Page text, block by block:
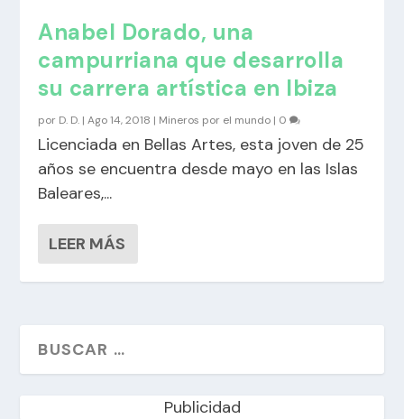
Anabel Dorado, una
campurriana que desarrolla
su carrera artística en Ibiza
por D. D. |Ago 14, 2018 | Mineros por el mundo | 0
Licenciada en Bellas Artes, esta joven de 25
años se encuentra desde mayo en las Islas
Baleares,...
LEER MÁS
Publicidad